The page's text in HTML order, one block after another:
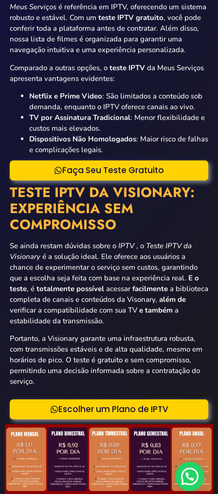
Meus Serviços é referência em IPTV, oferecendo um sistema
robusto e estável. Com um teste IPTV gratuito, você pode
conferir toda a plataforma antes de contratar. Além disso,
nossa lista de filmes é organizada para garantir uma
navegação intuitiva e uma experiência personalizada.
Comparado a outras opções, o teste IPTV da Meus Serviços
apresenta vantagens evidentes:
Netflix e Prime Video: São limitados a conteúdo sob
demanda, enquanto o IPTV oferece canais ao vivo.
TV por Assinatura Tradicional: Menor flexibilidade e
custos mais elevados.
Dispositivos Não Homologados: Maior risco de falhas
e complicações legais.
Faça Seu Teste Gratuito
TESTE IPTV DA VISIONARY:
EXPERIÊNCIA SEM
COMPROMISSO
Se ainda restam dúvidas sobre o IPTV , o Teste IPTV da
Visionary é a solução ideal. Ele oferece aos usuários a
chance de experimentar o serviço sem custos, garantindo
que a escolha seja feita com base na experiência real. E o
teste, é totalmente possível acessarfacilmente a biblioteca
completa de canais e conteúdos da Visonary, além de
verificar a compatibilidade com sua TV e também a
estabilidade da transmissão.
Portanto, a Visionary garante uma infraestrutura robusta,
com transmissões estáveis e de alta qualidade, mesmo em
horários de pico. O teste é gratuito e sem compromisso,
permitindo uma decisão informada sobre a contratação do
serviço.
Escolher um Plano de IPTV